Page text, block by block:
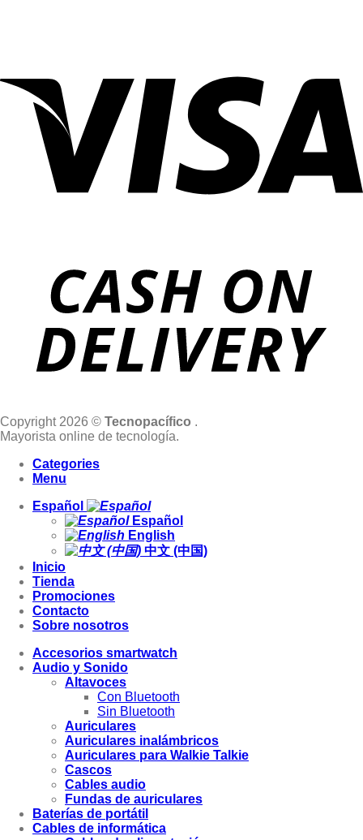
Copyright 2026 © Tecnopacífico .
Mayorista online de tecnología.
Categories
Menu
Español
Español
English
中文 (中国)
Inicio
Tienda
Promociones
Contacto
Sobre nosotros
Accesorios smartwatch
Audio y Sonido
Altavoces
Con Bluetooth
Sin Bluetooth
Auriculares
Auriculares inalámbricos
Auriculares para Walkie Talkie
Cascos
Cables audio
Fundas de auriculares
Baterías de portátil
Cables de informática